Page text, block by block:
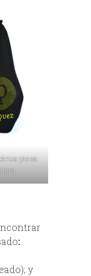
pieza
:
y